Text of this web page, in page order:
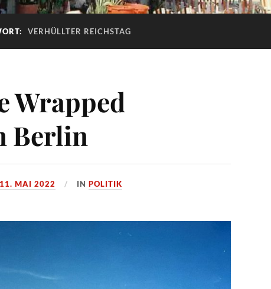
VERHÜLLTER REICHSTAG
Wrapped
Berlin
11. MAI 2022 INPOLITIK